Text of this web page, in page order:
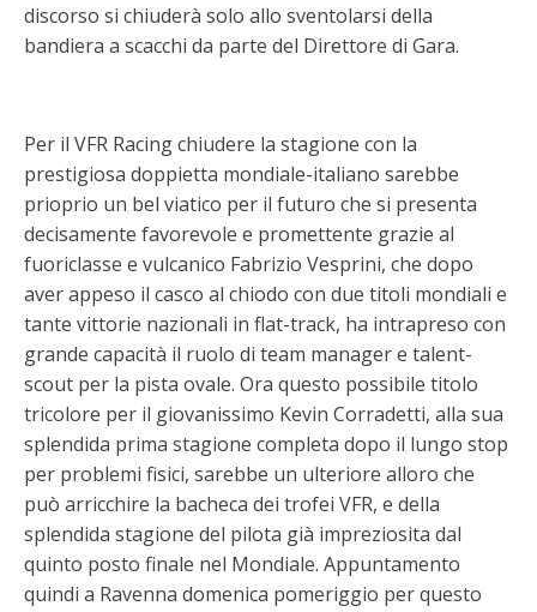
discorso si chiuderà solo allo sventolarsi della
bandiera a scacchi da parte del Direttore di Gara.
Per il VFR Racing chiudere la stagione con la
prestigiosa doppietta mondiale-italiano sarebbe
prioprio un bel viatico per il futuro che si presenta
decisamente favorevole e promettente grazie al
fuoriclasse e vulcanico Fabrizio Vesprini, che dopo
aver appeso il casco al chiodo con due titoli mondiali e
tante vittorie nazionali in flat-track, ha intrapreso con
grande capacità il ruolo di team manager e talent-
scout per la pista ovale. Ora questo possibile titolo
tricolore per il giovanissimo Kevin Corradetti, alla sua
splendida prima stagione completa dopo il lungo stop
per problemi fisici, sarebbe un ulteriore alloro che
può arricchire la bacheca dei trofei VFR, e della
splendida stagione del pilota già impreziosita dal
quinto posto finale nel Mondiale. Appuntamento
quindi a Ravenna domenica pomeriggio per questo